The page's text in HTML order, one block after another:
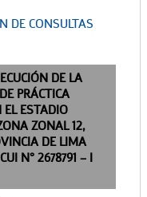
DE CONSULTAS
DE LA
PRÁCTICA
EL ESTADIO
ZONAL 12,
DE LIMA
N° 2678791 – I